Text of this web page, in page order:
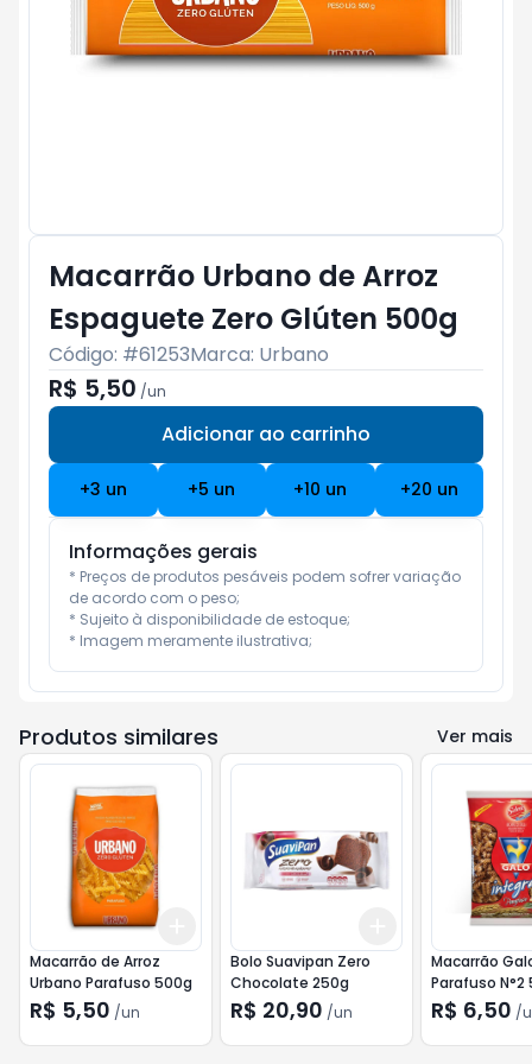
Macarrão Urbano de Arroz
Espaguete Zero Glúten 500g
Código: #61253Marca: Urbano
R$ 5,50 /un
Adicionar ao carrinho
+3 un +5 un +10 un +20 un
Informações gerais
* Preços de produtos pesáveis podem sofrer variação
de acordo com o peso;
* Sujeito à disponibilidade de estoque;
* Imagem meramente ilustrativa;
Produtos similares Ver mais
Add
Macarrão de Arroz
Urbano Parafuso 500g
R$ 5,50 /un
+10
Bolo Suavipan Zero
Chocolate 250g
R$ 20,90 /un
Macarrão
Parafuso N°2
R$ 6,50 /